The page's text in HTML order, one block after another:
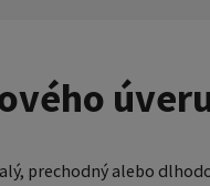
prechodný alebo